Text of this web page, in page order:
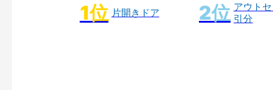
片開きドア
アウト
引分